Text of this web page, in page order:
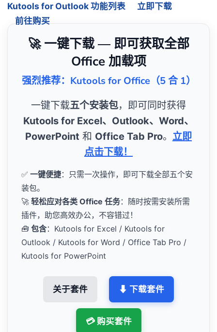
Kutools for Outlook 功能列表
立即下载
前往购买
🚀 一键下载 — 即可获取全部
Office 加载项
强烈推荐：Kutools for Office（5 合 1）
一键下载五个安装包，即可同时获得
Kutools for Excel、Outlook、Word、
PowerPoint 和 Office Tab Pro。 立即
点击下载！
✅ 一键便捷：只需一次操作，即可下载全部五个安
装包。
🚀 轻松应对各类 Office 任务：随时按需安装所需
插件，助您高效办公，不容错过！
🧰 包含：Kutools for Excel / Kutools for
Outlook / Kutools for Word / Office Tab Pro /
Kutools for PowerPoint
关于套件 ⬇ 下载套件
💳 购买套件